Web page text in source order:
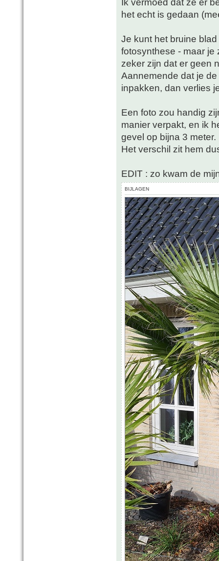
het echt is gedaan
Je kunt het bruine
fotosynthese - maar je
zeker zijn dat er geen
Aannemende dat je
inpakken, dan verlies
Een foto zou handig
manier verpakt, en ik
gevel op bijna 3 meter.
Het verschil zit hem
EDIT : zo kwam de
BIJLAGEN